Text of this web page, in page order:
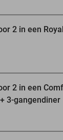
2 in een
2 in een
3-gangendiner